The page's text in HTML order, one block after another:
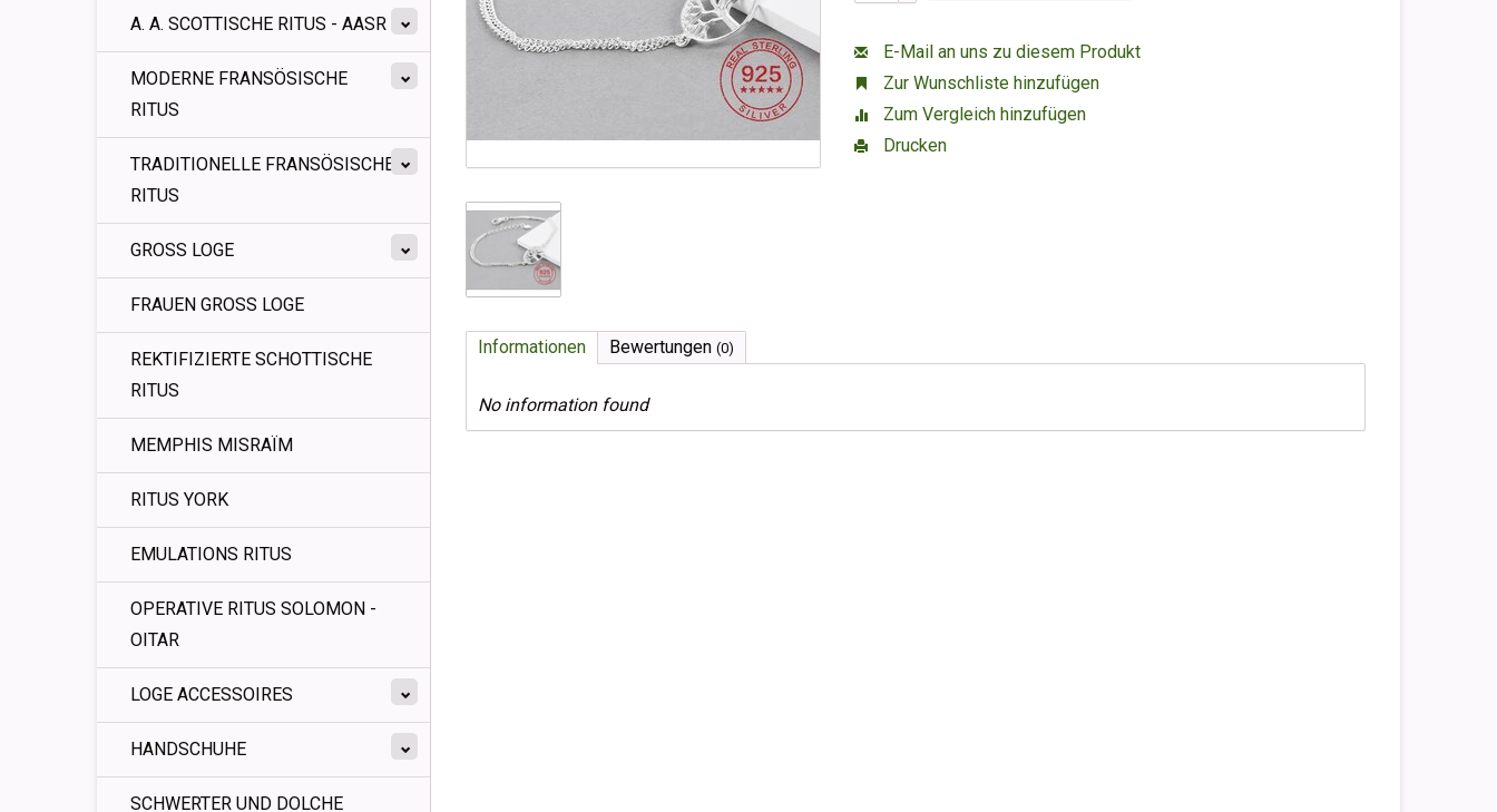
A. A. SCOTTISCHE RITUS - AASR
MODERNE FRANSÖSISCHE
RITUS
TRADITIONELLE FRANSÖSISCHE
RITUS
GROSS LOGE
FRAUEN GROSS LOGE
REKTIFIZIERTE SCHOTTISCHE
RITUS
MEMPHIS MISRAÏM
RITUS YORK
EMULATIONS RITUS
OPERATIVE RITUS SOLOMON -
OITAR
LOGE ACCESSOIRES
HANDSCHUHE
SCHWERTER UND DOLCHE
E-Mail an uns zu diesem Produkt
Zur Wunschliste hinzufügen
Zum Vergleich hinzufügen
Drucken
Informationen Bewertungen (0)
No information found